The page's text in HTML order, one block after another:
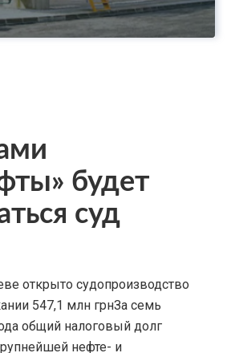
будет
суд
открыто судопроизводство
547,1 млн грнЗа семь
общий налоговый долг
нефте- и